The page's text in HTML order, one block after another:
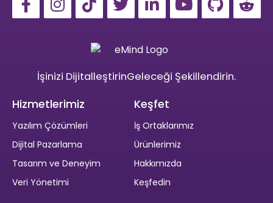
İşinizi DijitalleştirinGeleceği Şekillendirin.
Hizmetlerimiz
Yazılım Çözümleri
Dijital Pazarlama
Tasarım ve Deneyim
Veri Yönetimi
Keşfet
İş Ortaklarımız
Ürünlerimiz
Hakkımızda
Keşfedin